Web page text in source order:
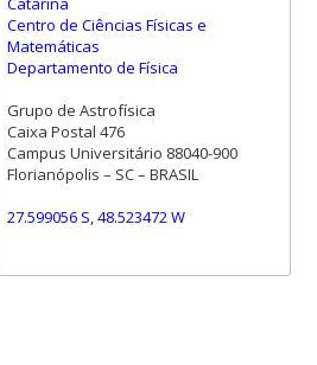
Centro de Ciências Físicas e
Matemáticas
Departamento de Física
Grupo de Astrofísica
Caixa Postal 476
Campus Universitário 88040-900
Florianópolis – SC – BRASIL
27.599056 S, 48.523472 W